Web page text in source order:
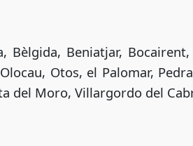
Bèlgida, Beniatjar,
Otos, el Palomar,
del Moro, Villargordo del